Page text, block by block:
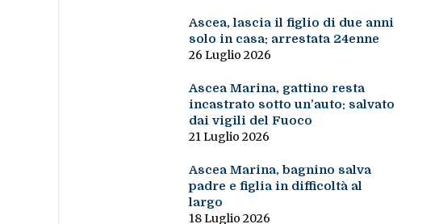
Ascea, lascia il figlio di due anni
solo in casa: arrestata 24enne
26 Luglio 2026
Ascea Marina, gattino resta
incastrato sotto un’auto: salvato
dai vigili del Fuoco
21 Luglio 2026
Ascea Marina, bagnino salva
padre e figlia in difficoltà al
largo
18 Luglio 2026